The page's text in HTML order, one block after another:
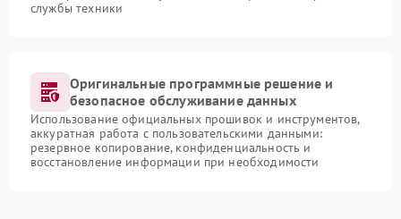
службы техники
Оригинальные программные решение и
безопасное обслуживание данных
Использование официальных прошивок и инструментов,
аккуратная работа с пользовательскими данными:
резервное копирование, конфиденциальность и
восстановление информации при необходимости